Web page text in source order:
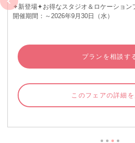
お得なスタジオ＆ロケーションフォトプラン
：～2026年9月30日（水）
プランを相談する
このフェアの詳細を見る